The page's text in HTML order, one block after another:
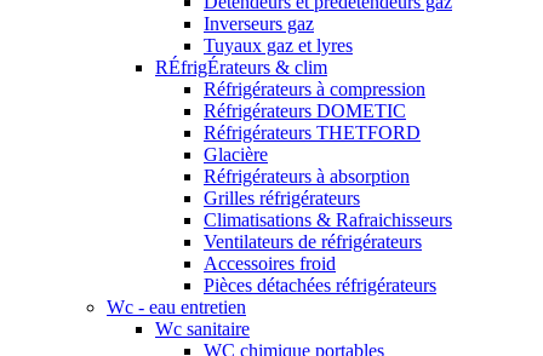
Inverseurs gaz
Tuyaux gaz et lyres
RÉfrigÉrateurs & clim
Réfrigérateurs à compression
Réfrigérateurs DOMETIC
Réfrigérateurs THETFORD
Glacière
Réfrigérateurs à absorption
Grilles réfrigérateurs
Climatisations & Rafraichisseurs
Ventilateurs de réfrigérateurs
Accessoires froid
Pièces détachées réfrigérateurs
Wc - eau entretien
Wc sanitaire
WC chimique portables